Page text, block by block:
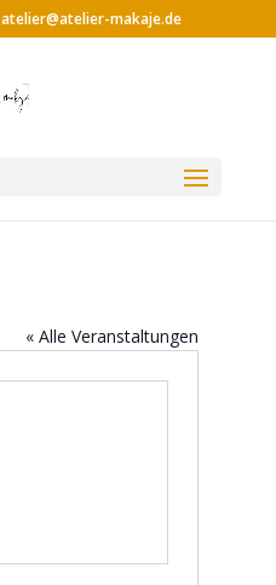
atelier@atelier-makaje.de
« Alle Veranstaltungen